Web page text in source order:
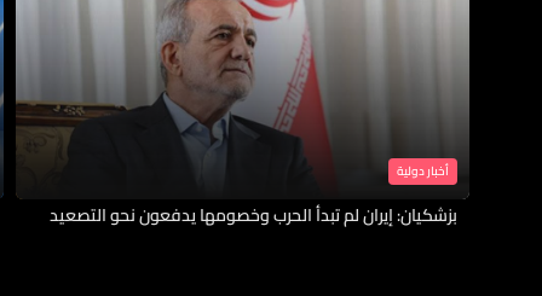
أخبار دولية
بزشكيان: إيران لم تبدأ الحرب وخصومها يدفعون نحو التصعيد